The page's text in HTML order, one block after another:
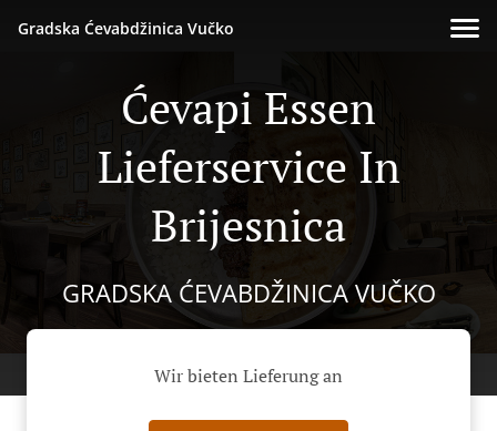
Gradska Ćevabdžinica Vučko
Ćevapi Essen
Lieferservice In
Brijesnica
GRADSKA ĆEVABDŽINICA VUČKO
Wir bieten Lieferung an